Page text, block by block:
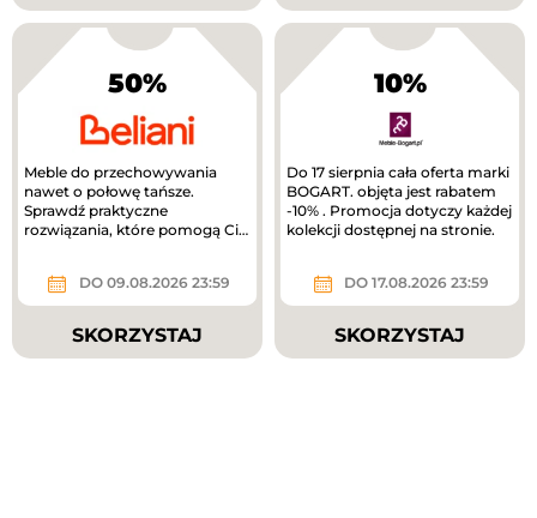
50%
Meble do przechowywania
nawet o połowę tańsze.
Sprawdź praktyczne
rozwiązania, które pomogą Ci
DO 09.08.2026 23:59
SKORZYSTAJ
10%
Do 17 sierpnia cała oferta marki
BOGART. objęta jest rabatem
-10% . Promocja dotyczy każdej
kolekcji dostępnej na stronie.
DO 17.08.2026 23:59
SKORZYSTAJ